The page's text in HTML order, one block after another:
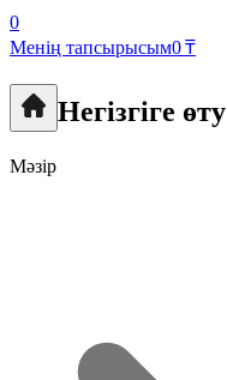
0
Менің тапсырысым0 ₸
Негізгіге өту
Мәзір